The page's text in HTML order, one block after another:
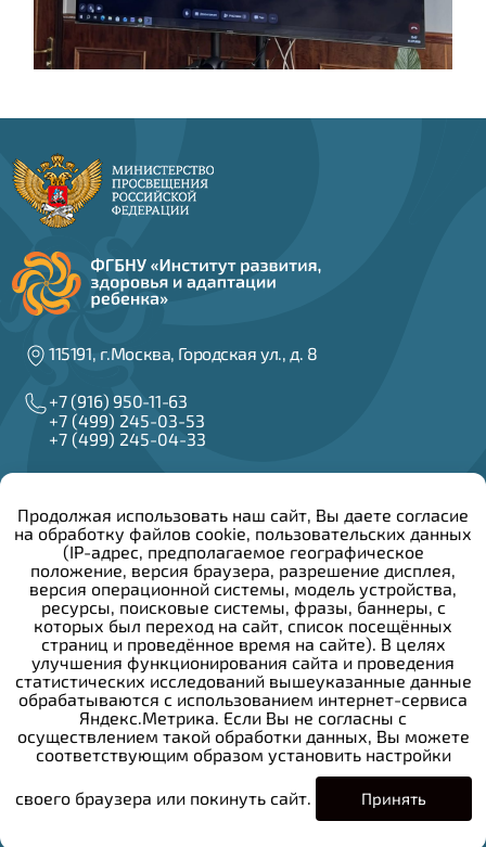
115191, г.Москва, Городская ул., д. 8
+7 (916) 950-11-63
+7 (499) 245-03-53
+7 (499) 245-04-33
info@irzar.ru
Написать руководителю
Сведения об образовательной организации
Конкурсы и вакансии
Закупочная деятельность
Политика конфиденциальности
Противодействие коррупции
Общероссийский детский телефон доверия:
+7 (800) 200-01-22
Продолжая использовать наш сайт, Вы даете согласие
на обработку файлов cookie, пользовательских данных
(IP-адрес, предполагаемое географическое
положение, версия браузера, разрешение дисплея,
версия операционной системы, модель устройства,
ресурсы, поисковые системы, фразы, баннеры, с
которых был переход на сайт, список посещённых
страниц и проведённое время на сайте). В целях
улучшения функционирования сайта и проведения
статистических исследований вышеуказанные данные
обрабатываются с использованием интернет-сервиса
Яндекс.Метрика. Если Вы не согласны с
осуществлением такой обработки данных, Вы можете
соответствующим образом установить настройки
своего браузера или покинуть сайт. Принять